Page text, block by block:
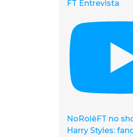
FT Entrevista
NoRolêFT no
Harry Styles: